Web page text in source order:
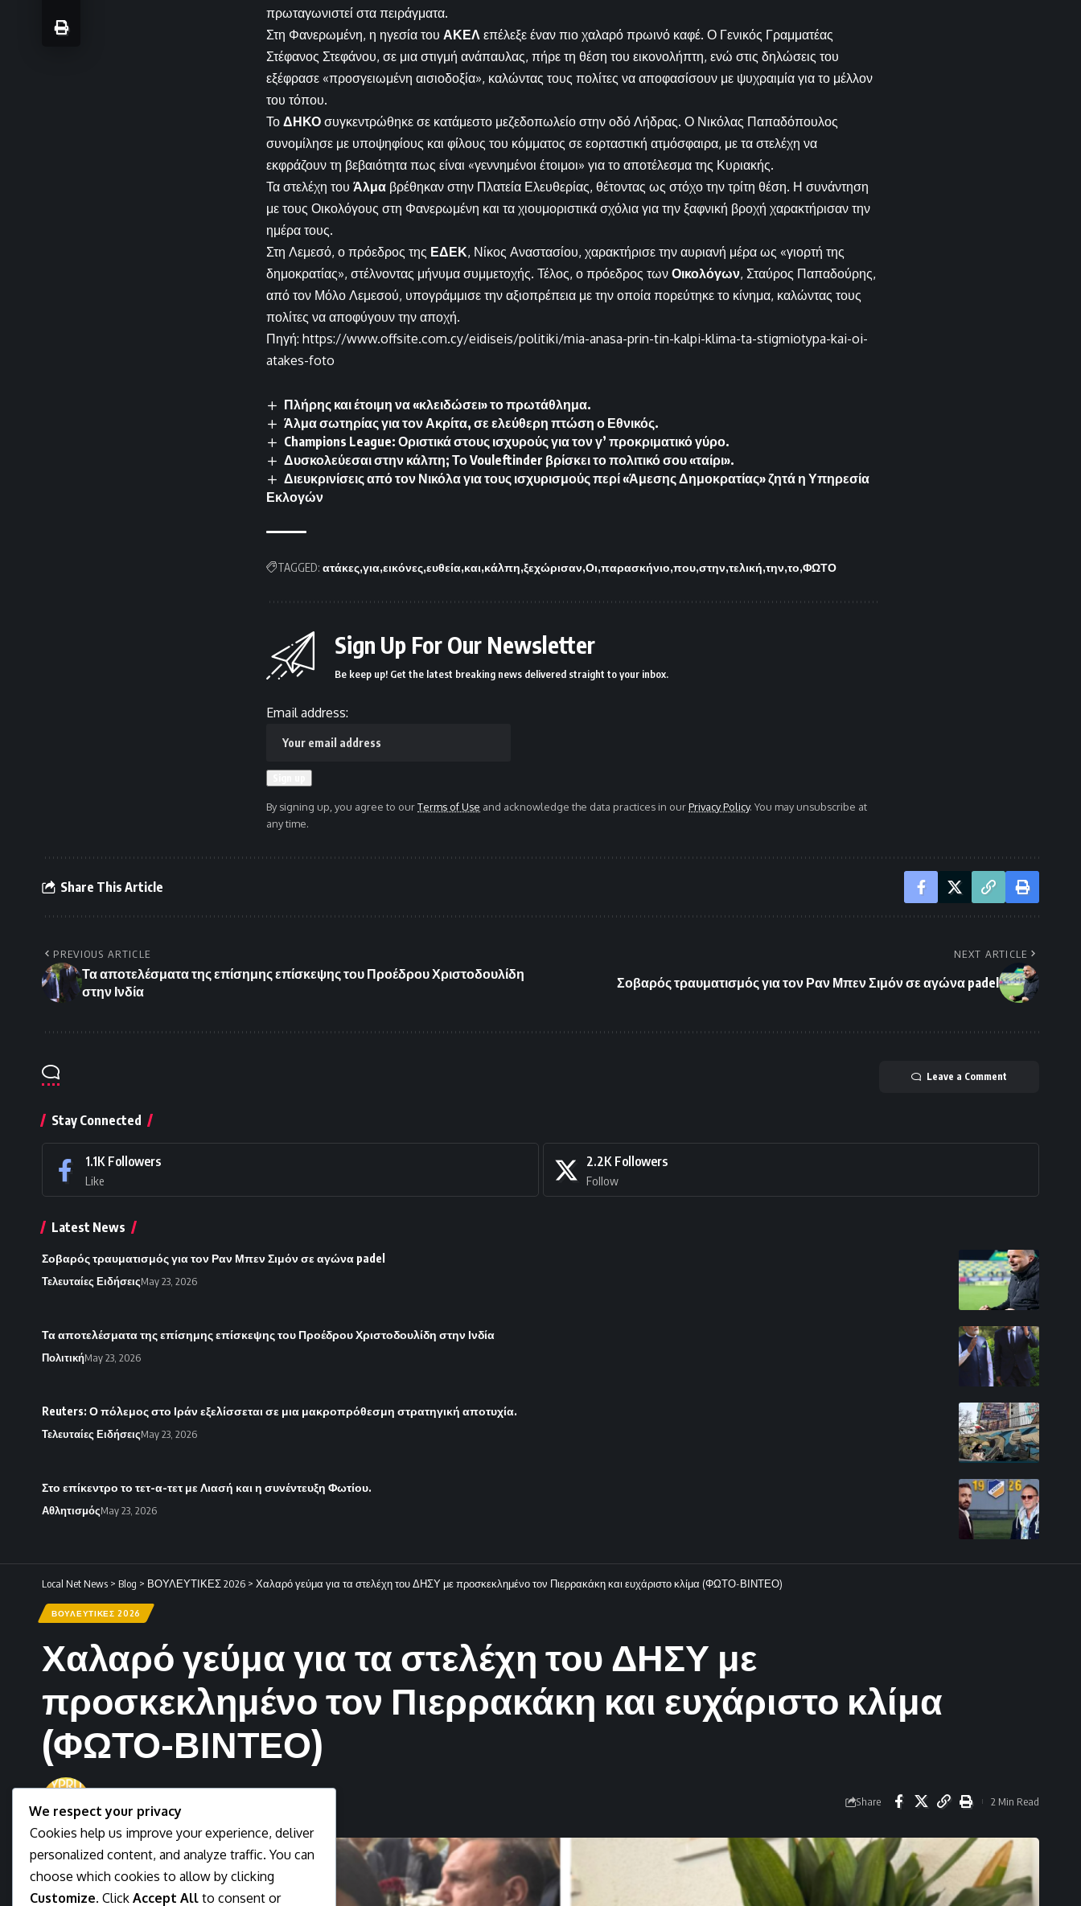
πρωταγωνιστεί στα πειράγματα.
Στη Φανερωμένη, η ηγεσία του ΑΚΕΛ επέλεξε έναν πιο χαλαρό πρωινό καφέ. Ο Γενικός Γραμματέας
Στέφανος Στεφάνου, σε μια στιγμή ανάπαυλας, πήρε τη θέση του εικονολήπτη, ενώ στις δηλώσεις του
εξέφρασε «προσγειωμένη αισιοδοξία», καλώντας τους πολίτες να αποφασίσουν με ψυχραιμία για το μέλλον
του τόπου.
Το ΔΗΚΟ συγκεντρώθηκε σε κατάμεστο μεζεδοπωλείο στην οδό Λήδρας. Ο Νικόλας Παπαδόπουλος
συνομίλησε με υποψηφίους και φίλους του κόμματος σε εορταστική ατμόσφαιρα, με τα στελέχη να
εκφράζουν τη βεβαιότητα πως είναι «γεννημένοι έτοιμοι» για το αποτέλεσμα της Κυριακής.
Τα στελέχη του Άλμα βρέθηκαν στην Πλατεία Ελευθερίας, θέτοντας ως στόχο την τρίτη θέση. Η συνάντηση
με τους Οικολόγους στη Φανερωμένη και τα χιουμοριστικά σχόλια για την ξαφνική βροχή χαρακτήρισαν την
ημέρα τους.
Στη Λεμεσό, ο πρόεδρος της ΕΔΕΚ, Νίκος Αναστασίου, χαρακτήρισε την αυριανή μέρα ως «γιορτή της
δημοκρατίας», στέλνοντας μήνυμα συμμετοχής. Τέλος, ο πρόεδρος των Οικολόγων, Σταύρος Παπαδούρης,
από τον Μόλο Λεμεσού, υπογράμμισε την αξιοπρέπεια με την οποία πορεύτηκε το κίνημα, καλώντας τους
πολίτες να αποφύγουν την αποχή.
Πηγή: https://www.offsite.com.cy/eidiseis/politiki/mia-anasa-prin-tin-kalpi-klima-ta-stigmiotypa-kai-oi-
atakes-foto
Πλήρης και έτοιμη να «κλειδώσει» το πρωτάθλημα.
Άλμα σωτηρίας για τον Ακρίτα, σε ελεύθερη πτώση ο Εθνικός.
Champions League: Οριστικά στους ισχυρούς για τον γ’ προκριματικό γύρο.
Δυσκολεύεσαι στην κάλπη; Το Vouleftinder βρίσκει το πολιτικό σου «ταίρι».
Διευκρινίσεις από τον Νικόλα για τους ισχυρισμούς περί «Άμεσης Δημοκρατίας» ζητά η Υπηρεσία
Εκλογών
TAGGED: ατάκες για εικόνες ευθεία και κάλπη ξεχώρισαν Οι παρασκήνιο που στην τελική την το ΦΩΤΟ
Sign Up For Our Newsletter
Be keep up! Get the latest breaking news delivered straight to your inbox.
Email address:
By signing up, you agree to ourTerms of Use and acknowledge the data practices in ourPrivacy Policy. You may unsubscribe at
any time.
Share This Article
PREVIOUS ARTICLE
Τα αποτελέσματα της επίσημης επίσκεψης του Προέδρου Χριστοδουλίδη
στην Ινδία
NEXT ARTICLE
Σοβαρός τραυματισμός για τον Ραν Μπεν Σιμόν σε αγώνα padel
Leave a Comment
Stay Connected
1.1K Followers
Like
2.2K Followers
Follow
Latest News
Σοβαρός τραυματισμός για τον Ραν Μπεν Σιμόν σε αγώνα padel
Τελευταίες ΕιδήσειςMay 23, 2026
Τα αποτελέσματα της επίσημης επίσκεψης του Προέδρου Χριστοδουλίδη στην Ινδία
ΠολιτικήMay 23, 2026
Reuters: Ο πόλεμος στο Ιράν εξελίσσεται σε μια μακροπρόθεσμη στρατηγική αποτυχία.
Τελευταίες ΕιδήσειςMay 23, 2026
Στο επίκεντρο το τετ-α-τετ με Λιασή και η συνέντευξη Φωτίου.
ΑθλητισμόςMay 23, 2026
Local Net News > Blog > ΒΟΥΛΕΥΤΙΚΕΣ 2026 > Χαλαρό γεύμα για τα στελέχη του ΔΗΣΥ με προσκεκλημένο τον Πιερρακάκη και ευχάριστο κλίμα (ΦΩΤΟ-ΒΙΝΤΕΟ)
ΒΟΥΛΕΥΤΙΚΕΣ 2026
Χαλαρό γεύμα για τα στελέχη του ΔΗΣΥ με
προσκεκλημένο τον Πιερρακάκη και ευχάριστο κλίμα
(ΦΩΤΟ-ΒΙΝΤΕΟ)
Last updated: May 23, 2026 11:46 am
Newsman
Share 2 Min Read
We respect your privacy
Cookies help us improve your experience, deliver
personalized content, and analyze traffic. You can
choose which cookies to allow by clicking
Customize. Click Accept All to consent or